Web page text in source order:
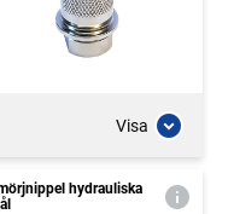
Visa
hydrauliska